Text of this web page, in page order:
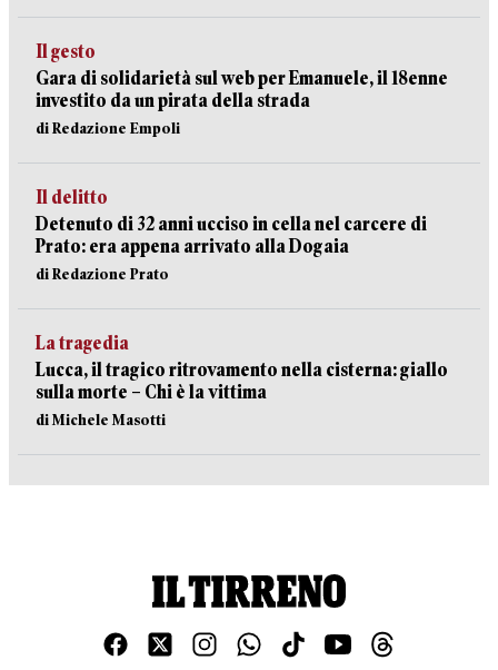
Il gesto
Gara di solidarietà sul web per Emanuele, il 18enne
investito da un pirata della strada
di Redazione Empoli
Il delitto
Detenuto di 32 anni ucciso in cella nel carcere di
Prato: era appena arrivato alla Dogaia
di Redazione Prato
La tragedia
Lucca, il tragico ritrovamento nella cisterna: giallo
sulla morte – Chi è la vittima
di Michele Masotti